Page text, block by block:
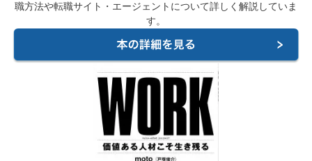
職方法や転職サイト・エージェントについて詳しく解説していま
す。